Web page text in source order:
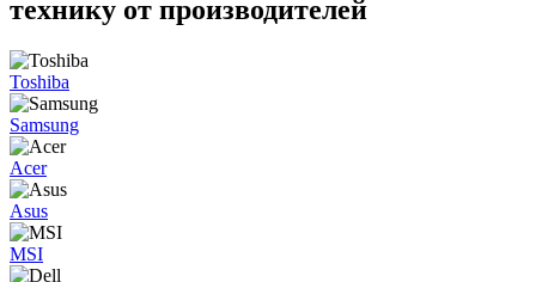
технику от производителей
Toshiba
Samsung
Acer
Asus
MSI